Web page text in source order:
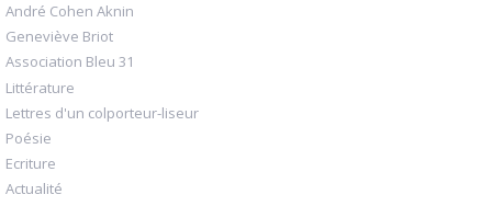
André Cohen Aknin
Geneviève Briot
Association Bleu 31
Littérature
Lettres d'un colporteur-liseur
Poésie
Ecriture
Actualité